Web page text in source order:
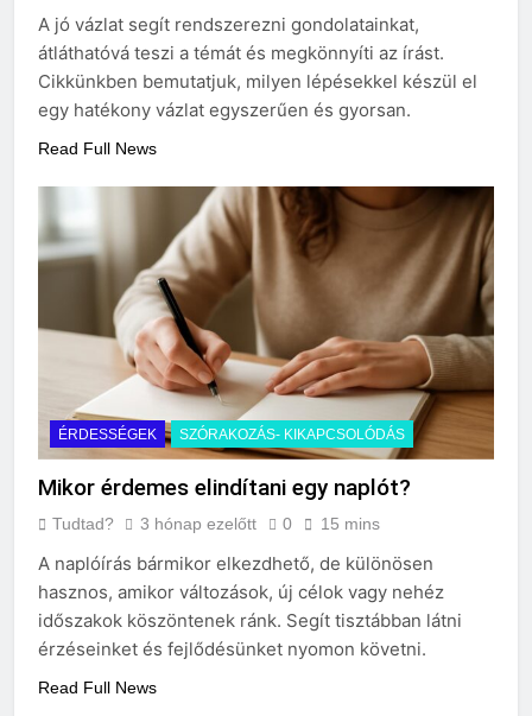
3 Nap Ezelőtt
A jó vázlat segít rendszerezni gondolatainkat,
átláthatóvá teszi a témát és megkönnyíti az írást.
Cikkünkben bemutatjuk, milyen lépésekkel készül el
egy hatékony vázlat egyszerűen és gyorsan.
Read Full News
ÉRDESSÉGEK SZÓRAKOZÁS- KIKAPCSOLÓDÁS
Mikor érdemes elindítani egy naplót?
Tudtad? 3 hónap ezelőtt 0 15 mins
A naplóírás bármikor elkezdhető, de különösen
hasznos, amikor változások, új célok vagy nehéz
időszakok köszöntenek ránk. Segít tisztábban látni
érzéseinket és fejlődésünket nyomon követni.
Read Full News